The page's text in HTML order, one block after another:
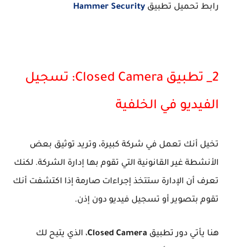
رابط تحميل تطبيق Hammer Security
2_ تطبيق Closed Camera: تسجيل
الفيديو في الخلفية
تخيل أنك تعمل في شركة كبيرة، وتريد توثيق بعض
الأنشطة غير القانونية التي تقوم بها إدارة الشركة. لكنك
تعرف أن الإدارة ستتخذ إجراءات صارمة إذا اكتشفت أنك
تقوم بتصوير أو تسجيل فيديو دون إذن.
هنا يأتي دور تطبيق Closed Camera، الذي يتيح لك